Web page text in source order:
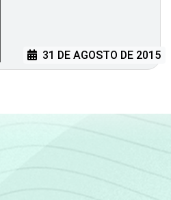
31 DE AGOSTO DE 2015